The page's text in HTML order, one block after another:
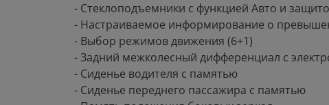
- Стеклоподъемники с функцией Авто и
- Настраиваемое информирование о
- Выбор режимов движения (6+1)
- Задний межколесный дифференциал с
- Сиденье водителя с памятью
- Сиденье переднего пассажира с памятью